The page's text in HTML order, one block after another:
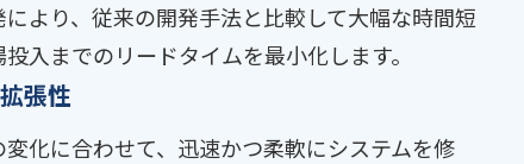
より、従来の開発手法と比較して大幅な時間短
入までのリードタイムを最小化します。
張性
変化に合わせて、迅速かつ柔軟にシステムを修